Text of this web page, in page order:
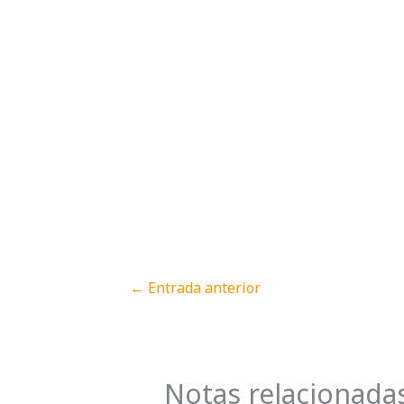
← Entrada anterior
Notas